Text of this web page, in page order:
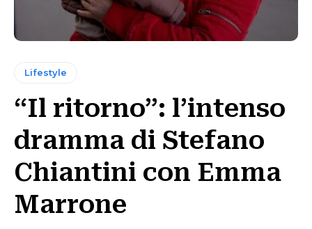
Lifestyle
“Il ritorno”: l’intenso
dramma di Stefano
Chiantini con Emma
Marrone